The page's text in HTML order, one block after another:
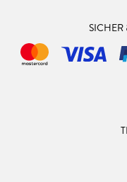
SICHER